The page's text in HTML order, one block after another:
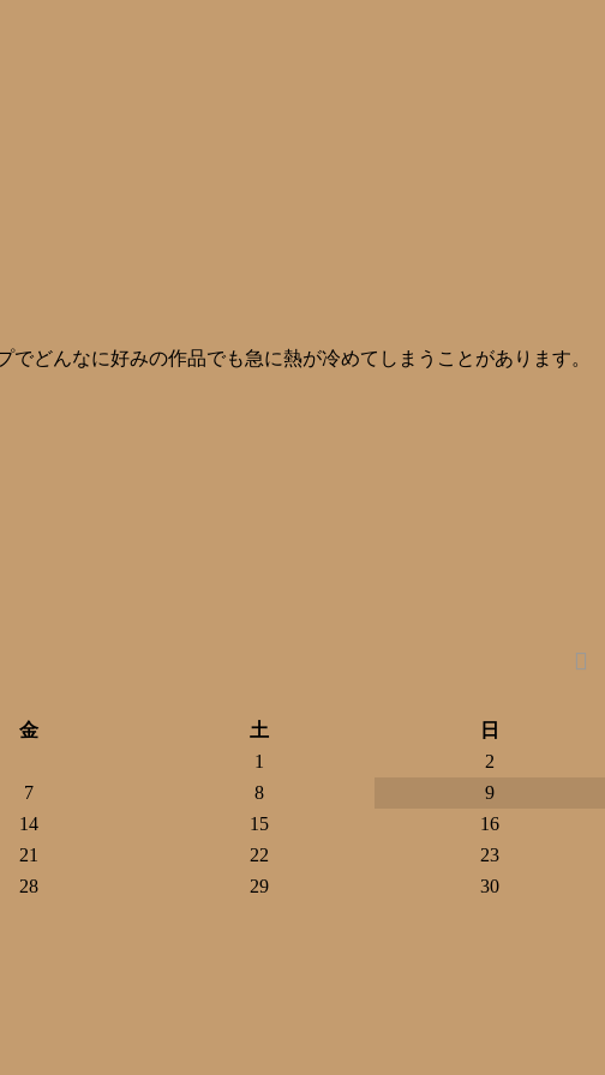
どんなに好みの作品でも急に熱が冷めてしまうことがあります。
金 土
日
1
2
7 8
9
14 15
16
21 22
23
28 29
30